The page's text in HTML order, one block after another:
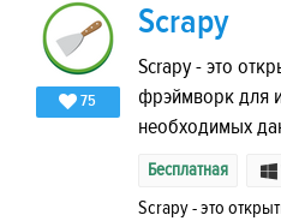
75
Scrapy
Scrapy - это
фрэймворк для
необходимых
Бесплатная
Scrapy - это